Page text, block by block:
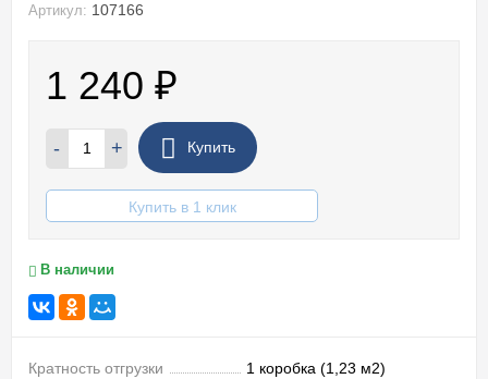
Артикул: 107166
1 240 ₽
- + Купить
Купить в 1 клик
В наличии
Кратность отгрузки
1 коробка (1,23 м2)